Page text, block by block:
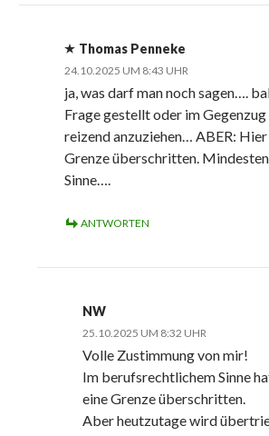
Thomas Penneke
24.10.2025 UM 8:43 UHR
ja, was darf man noch sagen….
Frage gestellt oder im
reizend anzuziehen… ABER:
Grenze überschritten.
Sinne….
ANTWORTEN
NW
25.10.2025 UM 8:32 UHR
Volle Zustimmung von mir!
Im berufsrechtlichem Sinne
eine Grenze überschritten.
Aber heutzutage wird